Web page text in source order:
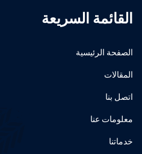
القائمة السريعة
الصفحة الرئيسية
المقالات
اتصل بنا
معلومات عنا
خدماتنا